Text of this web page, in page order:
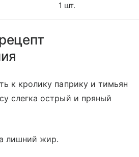
1 шт.
к кролику паприку и тимьян
слегка острый и пряный
лишний жир.